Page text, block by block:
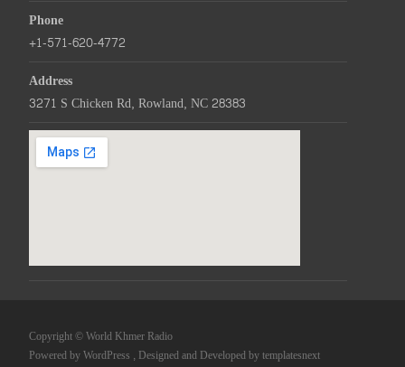
Phone
+1-571-620-4772
Address
3271 S Chicken Rd, Rowland, NC 28383
Copyright © World Khmer Radio
Powered by WordPress , Designed and Developed bytemplatesnext